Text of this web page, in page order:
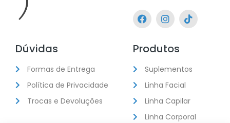
Dúvidas
Formas de Entrega
Política de Privacidade
Trocas e Devoluções
Produtos
Suplementos
Linha Facial
Linha Capilar
Linha Corporal